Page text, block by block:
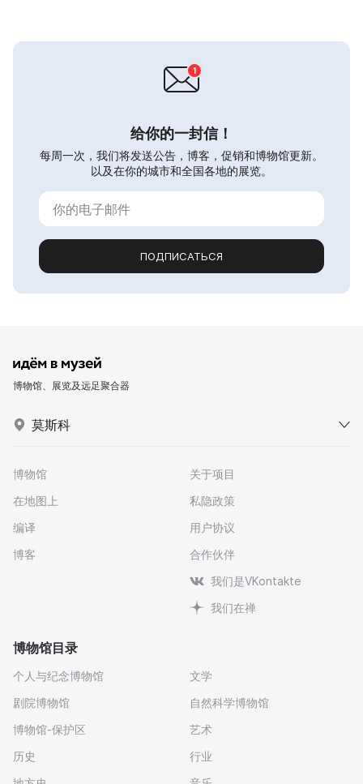
给你的一封信！
每周一次，我们将发送公告，博客，促销和博物馆更新。
以及在你的城市和全国各地的展览。
ПОДПИСАТЬСЯ
博物馆、展览及远足聚合器
莫斯科
博物馆
在地图上
编译
博客
关于项目
私隐政策
用户协议
合作伙伴
我们是VKontakte
我们在禅
博物馆目录
个人与纪念博物馆
剧院博物馆
博物馆-保护区
历史
文学
自然科学博物馆
艺术
行业